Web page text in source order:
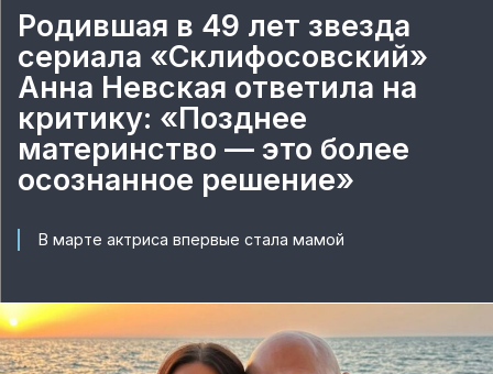
Родившая в 49 лет звезда
сериала «Склифосовский»
Анна Невская ответила на
критику: «Позднее
материнство — это более
осознанное решение»
В марте актриса впервые стала мамой